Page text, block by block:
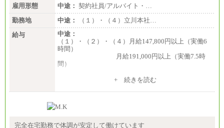
※基本給のみ（地域手当なし）
※試用期間中も給与変更なし
中途：
【阪急交通社】
◆正社員/総合職
月給250,000円～(※1)、247,000円～(※2)、242,000円
～(※3)、239,000円～(※4)、237,000円～（※5）
・月給は一律地域手当を含んだ金額を表示
（※1…36,000円、※2…33,000円、※3…28,000円、
・試用期間中も給与変更なし
◆正社員/基幹職
月給209,000 円～
・一律地域手当なし
雇用形態
中途： 契約社員/アルバイト・…
勤務地
中途：
（１）・（４）立川本社…
給与
中途：
（１）・（２）・（４）月給147,800円以上（実働6
時間）
月給191,000円以上（実働7.5時
間）
（３）月給191,000円以上（実働7.5時間）
（５）月給147,800円以上（実働6時間）
時給 1,226円（実働4.5時間）
間額換算額）
+ 続きを読む
完全在宅勤務で体調が安定して働けています